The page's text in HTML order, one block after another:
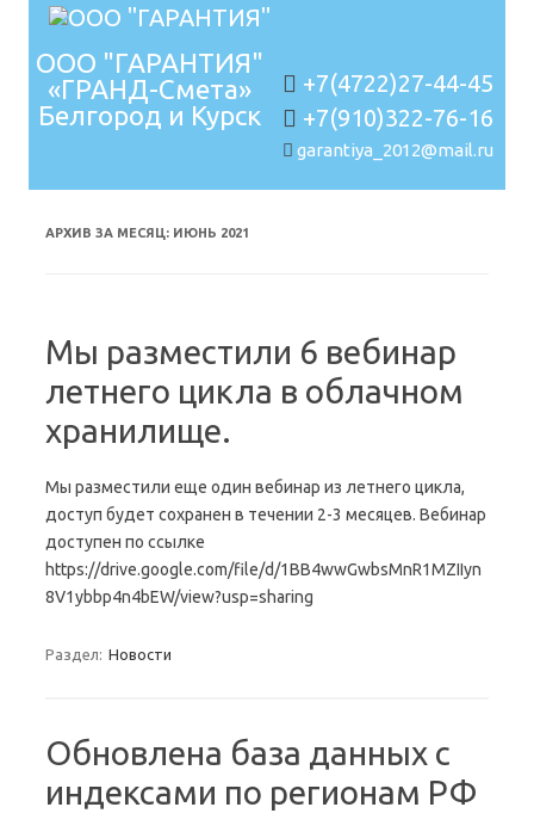
+7(4722)27-44-45
+7(910)322-76-16
garantiya_2012@mail.ru
ООО "ГАРАНТИЯ"
«ГРАНД-Смета»
Белгород и Курск
АРХИВ ЗА МЕСЯЦ: ИЮНЬ 2021
Мы разместили 6 вебинар
летнего цикла в облачном
хранилище.
Мы разместили еще один вебинар из летнего цикла,
доступ будет сохранен в течении 2-3 месяцев. Вебинар
доступен по ссылке
https://drive.google.com/file/d/1BB4wwGwbsMnR1MZIIyn
8V1ybbp4n4bEW/view?usp=sharing
Раздел: Новости
Обновлена база данных с
индексами по регионам РФ